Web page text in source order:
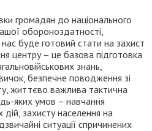
громадян до національного
обороноздатності,
буде готовий стати на захист
центру – це базова підготовка
знань,
безпечне поводження зі
життєво важлива тактична
яких умов – навчання
захисту населення на
ситуації спричинених